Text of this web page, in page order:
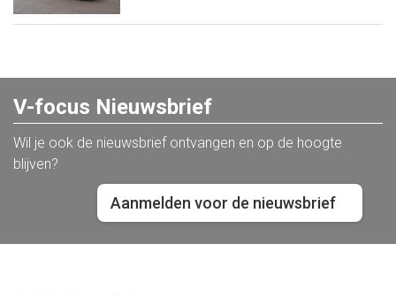
V-focus Nieuwsbrief
Wil je ook de nieuwsbrief ontvangen en op de hoogte
blijven?
Aanmelden voor de nieuwsbrief